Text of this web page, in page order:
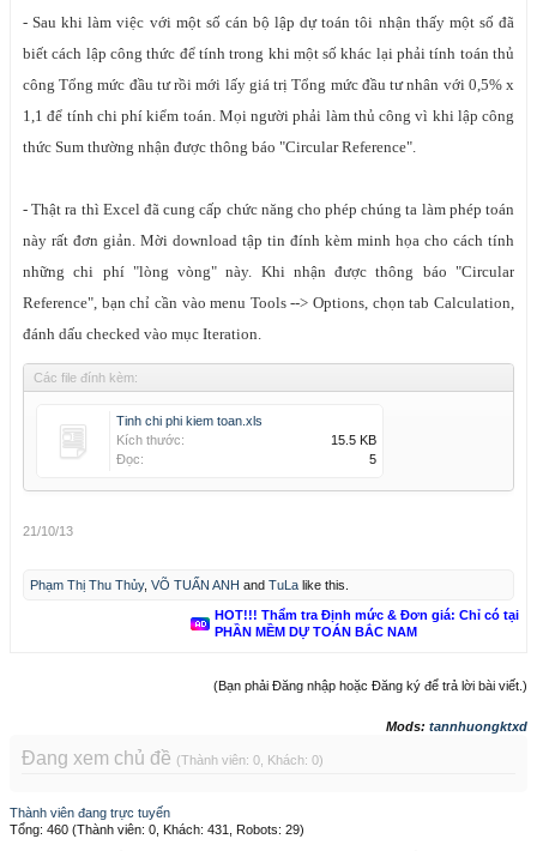
- Sau khi làm việc với một số cán bộ lập dự toán tôi nhận thấy một số đã
biết cách lập công thức để tính trong khi một số khác lại phải tính toán thủ
công Tổng mức đầu tư rồi mới lấy giá trị Tổng mức đầu tư nhân với 0,5% x
1,1 để tính chi phí kiểm toán. Mọi người phải làm thủ công vì khi lập công
thức Sum thường nhận được thông báo "Circular Reference".
- Thật ra thì Excel đã cung cấp chức năng cho phép chúng ta làm phép toán
này rất đơn giản. Mời download tập tin đính kèm minh họa cho cách tính
những chi phí "lòng vòng" này. Khi nhận được thông báo "Circular
Reference", bạn chỉ cần vào menu Tools --> Options, chọn tab Calculation,
đánh dấu checked vào mục Iteration.
Các file đính kèm:
Tinh chi phi kiem toan.xls
Kích thước:
15.5 KB
Đọc:
5
21/10/13
Phạm Thị Thu Thủy, VÕ TUẤN ANH and TuLa like this.
HOT!!! Thẩm tra Định mức & Đơn giá: Chỉ có tại
PHẦN MỀM DỰ TOÁN BẮC NAM
(Bạn phải Đăng nhập hoặc Đăng ký để trả lời bài viết.)
Mods: tannhuongktxd
Đang xem chủ đề (Thành viên: 0, Khách: 0)
Thành viên đang trực tuyến
Tổng: 460 (Thành viên: 0, Khách: 431, Robots: 29)